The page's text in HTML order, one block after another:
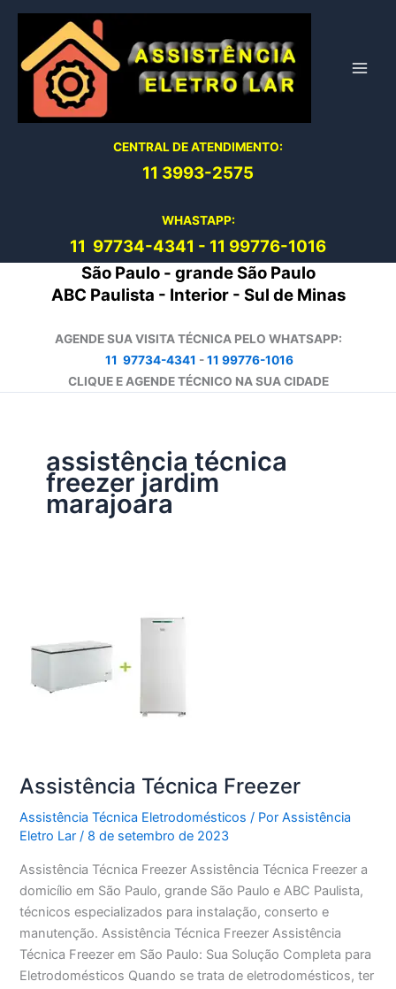
conteúdo
CENTRAL DE ATENDIMENTO:
11 3993-2575
WHASTAPP:
11 97734-4341 - 11 99776-1016
São Paulo - grande São Paulo
ABC Paulista - Interior - Sul de Minas
AGENDE SUA VISITA TÉCNICA PELO WHATSAPP:
11 97734-4341 -11 99776-1016
CLIQUE E AGENDE TÉCNICO NA SUA CIDADE
assistência técnica
freezer jardim
marajoara
Assistência Técnica Freezer
Assistência Técnica Eletrodomésticos / PorAssistência
Eletro Lar/ 8 de setembro de 2023
Assistência Técnica Freezer Assistência Técnica Freezer a
domicílio em São Paulo, grande São Paulo e ABC Paulista,
técnicos especializados para instalação, conserto e
manutenção. Assistência Técnica Freezer Assistência
Técnica Freezer em São Paulo: Sua Solução Completa para
Eletrodomésticos Quando se trata de eletrodomésticos, ter